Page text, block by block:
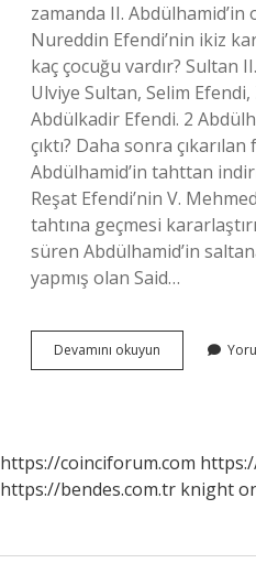
zamanda II. Abdülhamid’in
Nureddin Efendi’nin ikiz
kaç çocuğu vardır? Sultan
Ulviye Sultan, Selim
Abdülkadir Efendi. 2
çıktı? Daha sonra
Abdülhamid’in tahttan
Reşat Efendi’nin V.
tahtına geçmesi
süren Abdülhamid’in
yapmış olan Said…
Devamını okuyun
Abdülhamidin
https://coinciforum.com
https://bendes.com.tr knight